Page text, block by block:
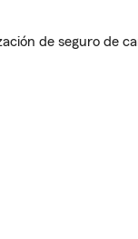
de seguro de